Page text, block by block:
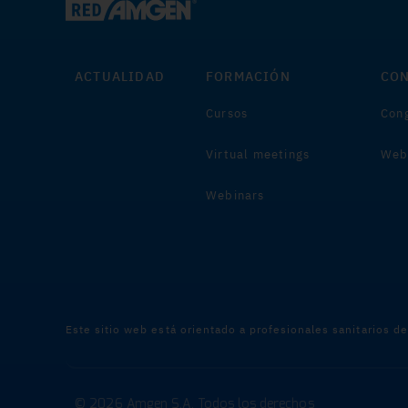
ACTUALIDAD FORMACIÓN
Cursos
Virtual meetings
Webinars
© 2026 Amgen S.A. Todos los derechos
Este sitio web está orientado a profesionales sanitarios de